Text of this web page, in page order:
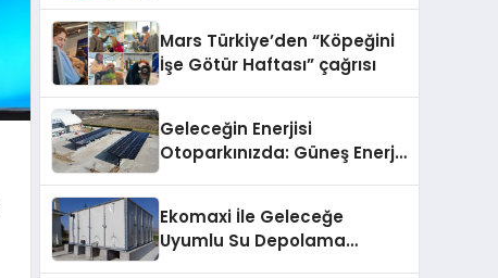
Mars Türkiye’den “Köpeğini
İşe Götür Haftası” çağrısı
Geleceğin Enerjisi
Otoparkınızda: Güneş Enerjili
Ekomaxi İle Geleceğe
Uyumlu Su Depolama